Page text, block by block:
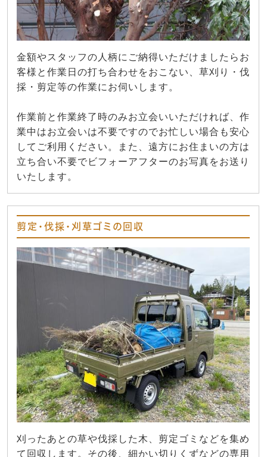
金額やスタッフの人柄にご納得いただけましたらお
客様と作業日の打ち合わせをおこない、草刈り・伐
採・剪定等の作業にお伺いします。
作業前と作業終了時のみお立会いいただければ、作
業中はお立会いは不要ですのでお忙しい場合も安心
してご利用ください。また、遠方にお住まいの方は
立ち合い不要でビフォーアフターのお写真をお送り
いたします。
剪定・伐採・刈草ゴミの回収
刈ったあとの草や伐採した木、剪定ゴミなどを集め
て回収します。その後、細かい切りくずなどの専用